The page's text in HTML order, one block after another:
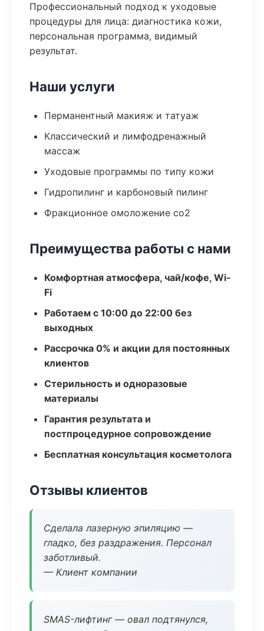
Профессиональный подход к уходовые
процедуры для лица: диагностика кожи,
персональная программа, видимый
результат.
Наши услуги
Перманентный макияж и татуаж
Классический и лимфодренажный
массаж
Уходовые программы по типу кожи
Гидропилинг и карбоновый пилинг
Фракционное омоложение co2
Преимущества работы с нами
Комфортная атмосфера, чай/кофе, Wi-
Fi
Работаем с 10:00 до 22:00 без
выходных
Рассрочка 0% и акции для постоянных
клиентов
Стерильность и одноразовые
материалы
Гарантия результата и
постпроцедурное сопровождение
Бесплатная консультация косметолога
Отзывы клиентов
Сделала лазерную эпиляцию —
гладко, без раздражения. Персонал
заботливый.
— Клиент компании
SMAS-лифтинг — овал подтянулся,